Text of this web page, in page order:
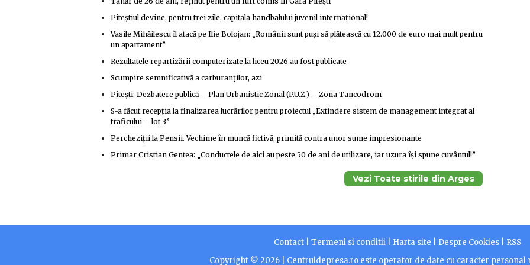
Piteștiul devine, pentru trei zile, capitala handbalului juvenil internațional!
Vasile Mihăilescu îl atacă pe Ilie Bolojan: „Românii sunt puși să plătească cu 12.000 de euro mai mult pentru
un apartament”
Rezultatele repartizării computerizate la liceu 2026 au fost publicate
Scumpire semnificativă a carburanților, azi
Pitești: Dezbatere publică – Plan Urbanistic Zonal (P.U.Z.) – Zona Tancodrom
S-a făcut recepția la finalizarea lucrărilor pentru proiectul „Extindere sistem de management integrat al
traficului – lot 3”
Percheziţii la Pensii. Vechime în muncă fictivă, primită contra unor sume impresionante
Primar Cristian Gentea: „Conductele de aici au peste 50 de ani de utilizare, iar uzura își spune cuvântul!”
Vezi Toate stirile din Arges
Contact Termeni si conditii Harta site Despre Cookies
RSS
Copyright © 2026 | Centruldepresa.ro este operator de date cu caracter personal